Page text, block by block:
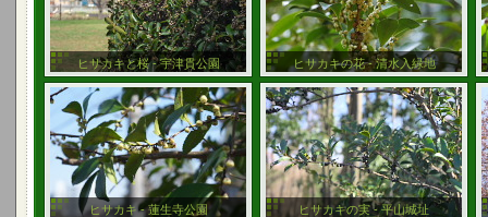
ヒサカキと桜 - 宇津貫公園 ヒサカキの花 - 清水入緑地
ヒサカキ - 蓮生寺公園 ヒサカキの実 - 平山城址